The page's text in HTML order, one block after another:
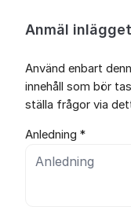
Anmäl inlägget
Använd enbart
innehåll som bör
ställa frågor via
Anledning *